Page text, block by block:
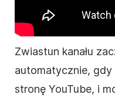
Zwiastun kanału
automatycznie,
stronę YouTube, i